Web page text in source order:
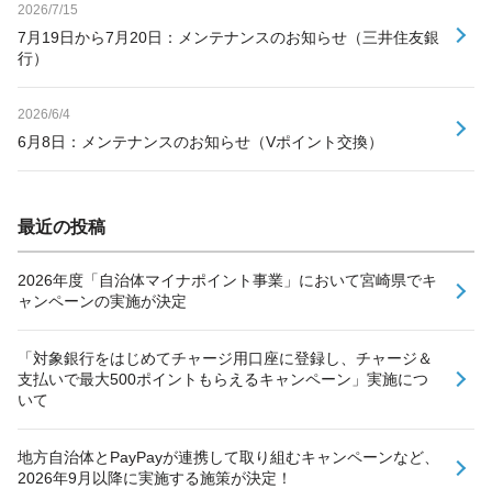
2026/7/15
7月19日から7月20日：メンテナンスのお知らせ（三井住友銀
行）
2026/6/4
6月8日：メンテナンスのお知らせ（Vポイント交換）
最近の投稿
2026年度「自治体マイナポイント事業」において宮崎県でキ
ャンペーンの実施が決定
「対象銀行をはじめてチャージ用口座に登録し、チャージ＆
支払いで最大500ポイントもらえるキャンペーン」実施につ
いて
地方自治体とPayPayが連携して取り組むキャンペーンなど、
2026年9月以降に実施する施策が決定！